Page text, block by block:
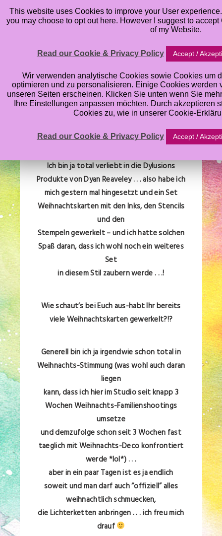
{ART} Dylusions
Christmas Cards
Ich bin ja total verliebt in die Dylusions
Produkte von Dyan Reaveley . . . also habe ich
mich gestern malhingesetzt und ein Set
Weihnachtskarten mit den Inks, den Stencils
und den
Stempeln gewerkelt –und ich hatte solchen
Spaß daran, dass ich wohl noch ein weiteres
Set
in diesem Stil zaubern werde . . .!
Wie schaut’s bei Euch aus-habt Ihr bereits
viele Weihnachtskarten gewerkelt?!?
Generell bin ich ja irgendwie schon total in
Weihnachts-Stimmung (was wohl auch daran
liegen
kann, dass ich hierim Studio seit knapp 3
Wochen Weihnachts-Familienshootings
umsetze
und demzufolge schonseit 3 Wochen fast
taeglich mit Weihnachts-Deco konfrontiert
werde *lol*) . . .
aber in ein paar Tagen ist es ja endlich
soweitund man darf auch “offiziell” alles
weihnachtlich schmuecken,
die Lichterketten anbringen . . . ich freu mich
drauf
This website uses Cookies to improve your User
you may choose to opt out here. However I suggest to
of my Website.
Read our Cookie & Privacy Policy Accept /
Wir verwenden analytische Cookies sowie Cookies um
optimieren und zu personalisieren. Einige Cookies werden
unseren Seiten erscheinen. Klicken Sie unten wenn Sie
Ihre Einstellungen anpassen möchten. Durch akzeptieren
Cookies zu, wie in unserer Cookie-
Read our Cookie & Privacy Policy Accept /